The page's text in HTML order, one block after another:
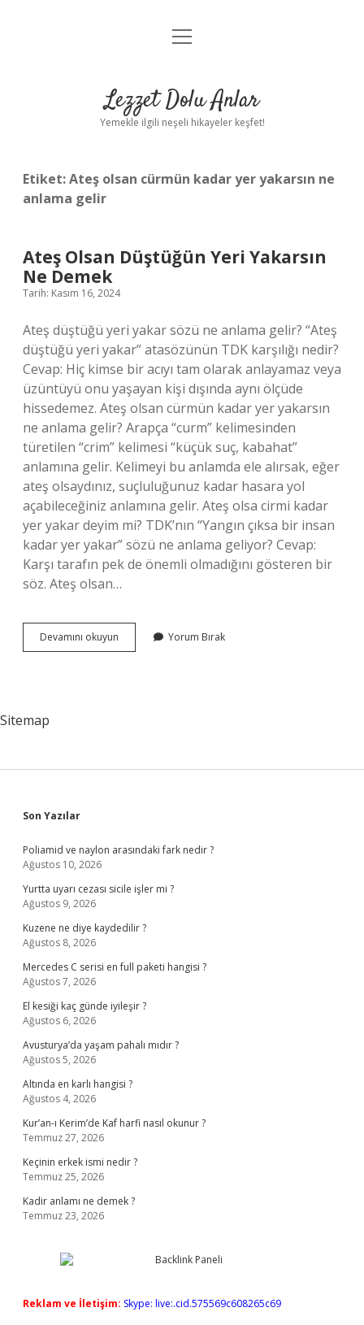
Anasayfa
Yasal Uyarı
menüyü
Lezzet Dolu Anlar
Yemekle ilgili neşeli hikayeler keşfet!
Etiket:Ateş olsan cürmün kadar yer yakarsın ne
anlama gelir
Ateş Olsan Düştüğün Yeri Yakarsın
Ne Demek
Tarih: Kasım 16, 2024
Ateş düştüğü yeri yakar sözü ne anlama gelir? “Ateş
düştüğü yeri yakar” atasözünün TDK karşılığı nedir?
Cevap: Hiç kimse bir acıyı tam olarak anlayamaz veya
üzüntüyü onu yaşayan kişi dışında aynı ölçüde
hissedemez. Ateş olsan cürmün kadar yer yakarsın
ne anlama gelir? Arapça “curm” kelimesinden
türetilen “crim” kelimesi “küçük suç, kabahat”
anlamına gelir. Kelimeyi bu anlamda ele alırsak, eğer
ateş olsaydınız, suçluluğunuz kadar hasara yol
açabileceğiniz anlamına gelir. Ateş olsa cirmi kadar
yer yakar deyim mi? TDK’nın “Yangın çıksa bir insan
kadar yer yakar” sözü ne anlama geliyor? Cevap:
Karşı tarafın pek de önemli olmadığını gösteren bir
söz. Ateş olsan…
Devamını okuyun
Olsan
Yorum Bırak
Sitemap
Sidebar
Son Yazılar
Poliamid ve naylon arasındaki fark nedir ?
Ağustos 10, 2026
Yurtta uyarı cezası sicile işler mi ?
Ağustos 9, 2026
Kuzene ne diye kaydedilir ?
Ağustos 8, 2026
Mercedes C serisi en full paketi hangisi ?
Ağustos 7, 2026
El kesiği kaç günde iyileşir ?
Ağustos 6, 2026
Avusturya’da yaşam pahalı mıdır ?
Ağustos 5, 2026
Altında en karlı hangisi ?
Ağustos 4, 2026
Kur’an-ı Kerim’de Kaf harfi nasıl okunur ?
Temmuz 27, 2026
Keçinin erkek ismi nedir ?
Temmuz 25, 2026
Kadir anlamı ne demek ?
Temmuz 23, 2026
Reklam ve İletişim: Skype: live:.cid.575569c608265c69